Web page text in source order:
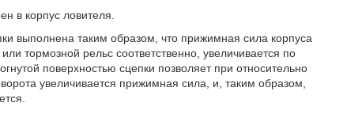
в корпус ловителя.
выполнена таким образом, что прижимная сила корпуса
тормозной рельс соответственно, увеличивается по
поверхностью сцепки позволяет при относительно
увеличивается прижимная сила, и, таким образом,